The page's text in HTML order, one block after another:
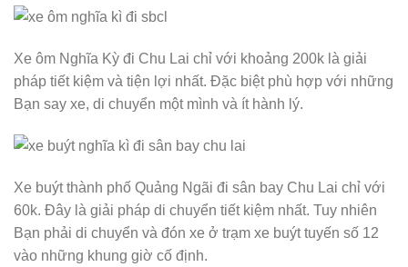
Xe ôm Nghĩa Kỳ đi Chu Lai chỉ với khoảng 200k là giải
pháp tiết kiệm và tiện lợi nhất. Đặc biệt phù hợp với những
Bạn say xe, di chuyển một mình và ít hành lý.
Xe buýt thành phố Quảng Ngãi đi sân bay Chu Lai chỉ với
60k. Đây là giải pháp di chuyển tiết kiệm nhất. Tuy nhiên
Bạn phải di chuyển và đón xe ở trạm xe buýt tuyến số 12
vào những khung giờ cố định.